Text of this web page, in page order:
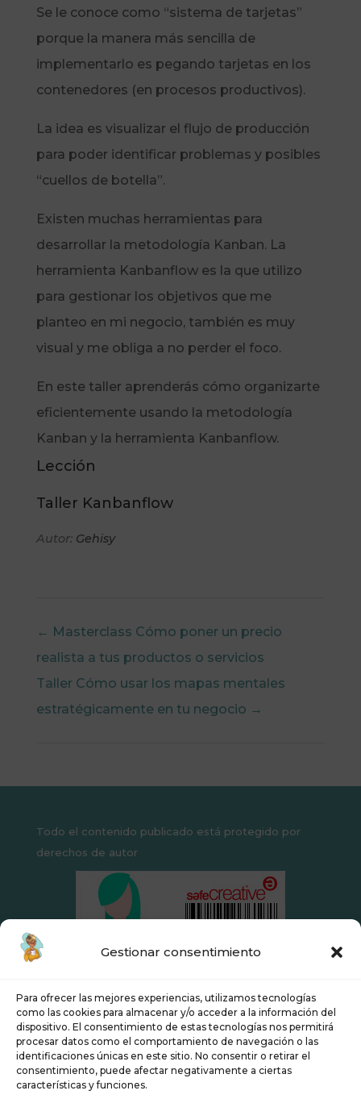
Gestionar consentimiento
Para ofrecer las mejores experiencias, utilizamos tecnologías
como las cookies para almacenar y/o acceder a la información del
dispositivo. El consentimiento de estas tecnologías nos permitirá
procesar datos como el comportamiento de navegación o las
identificaciones únicas en este sitio. No consentir o retirar el
consentimiento, puede afectar negativamente a ciertas
características y funciones.
Se le conoce como “sistema de tarjetas”
porque la manera más sencilla de
implementarlo es pegando tarjetas en los
contenedores (en procesos productivos).
La idea es visualizar el flujo de producción
para poder identificar problemas y posibles
“cuellos de botella”.
Existen muchas herramientas para
desarrollar la metodología Kanban. La
herramienta Kanbanflow es la que utilizo
para gestionar los objetivos que me
planteo en mi negocio, también es muy
visual y me obliga a no perder el foco.
En este taller aprenderás cómo organizarte
eficientemente usando la metodología
Kanban y la herramienta Kanbanflow.
Lección
Taller Kanbanflow
Autor: Gehisy
Masterclass Cómo poner un precio
realista a tus productos o servicios
Taller Cómo usar los mapas mentales
estratégicamente en tu negocio
Todo el contenido publicado está protegido por
derechos de autor
Aviso Legal
Política de Privacidad
Condiciones de contratación